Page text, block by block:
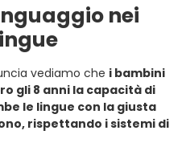
nei
vediamo che i bambini
gli 8 anni la capacità di
le lingue con la giusta
rispettando i sistemi di